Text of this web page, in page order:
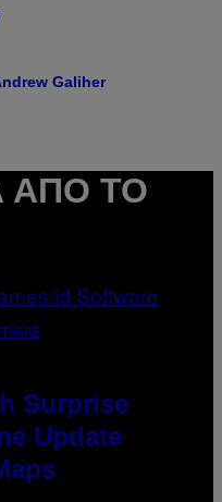
Galiher
ΑΠΌ ΤΟ
Surprise
Update